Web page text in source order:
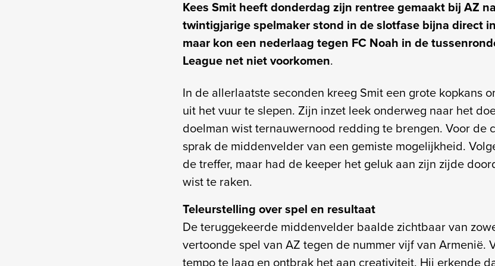
Kees Smit heeft donderdag zijn rentree gemaakt bij AZ
twintigjarige spelmaker stond in de slotfase bijna direct
maar kon een nederlaag tegen FC Noah in de
League net niet voorkomen.
In de allerlaatste seconden kreeg Smit een grote kopkans
uit het vuur te slepen. Zijn inzet leek onderweg naar het
doelman wist ternauwernood redding te brengen. Voor de
sprak de middenvelder van een gemiste mogelijkheid.
de treffer, maar had de keeper het geluk aan zijn zijde
wist te raken.
Teleurstelling over spel en resultaat
De teruggekeerde middenvelder baalde zichtbaar van
vertoonde spel van AZ tegen de nummer vijf van Armenië.
tempo te laag en ontbrak het aan creativiteit. Hij erkende